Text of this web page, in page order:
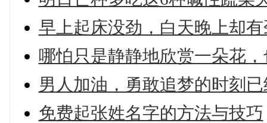
早上起床没劲，白天晚上却
哪怕只是静静地欣赏一朵花
男人加油，勇敢追梦的时刻
免费起张姓名字的方法与技巧